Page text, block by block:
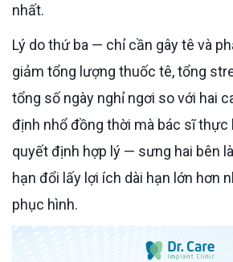
nhất.
Lý do thứ ba — chỉ cần gây tê và phẫu thuật một lần:
giảm tổng lượng thuốc tê, tổng
tổng số ngày nghỉ ngơi so với hai
định nhổ đồng thời mà bác sĩ thực
quyết định hợp lý — sưng hai bên
hạn đổi lấy lợi ích dài hạn lớn hơn
phục hình.